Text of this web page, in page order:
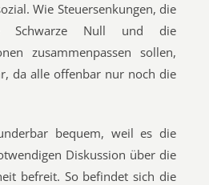
Wie Steuersenkungen, die
Schwarze Null und die
zusammenpassen sollen,
da alle offenbar nur noch die
bequem, weil es die
Diskussion über die
befreit. So befindet sich die